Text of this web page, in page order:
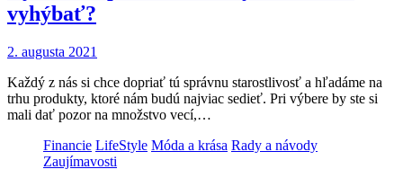
vyhýbať?
2. augusta 2021
Každý z nás si chce dopriať tú správnu starostlivosť a hľadáme na
trhu produkty, ktoré nám budú najviac sedieť. Pri výbere by ste si
mali dať pozor na množstvo vecí,…
Financie LifeStyle Móda a krása Rady a návody
Zaujímavosti